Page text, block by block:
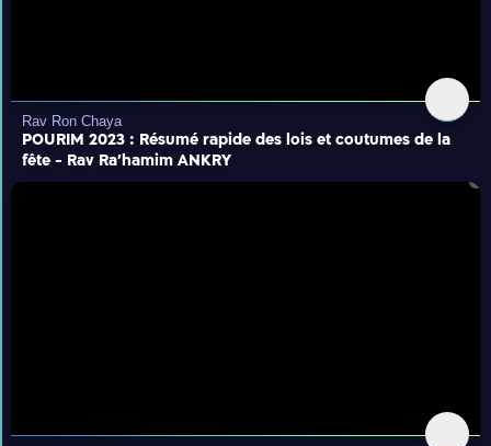
Rav Ron Chaya
POURIM 2023 : Résumé rapide des lois et coutumes de la
fête - Rav Ra'hamim ANKRY